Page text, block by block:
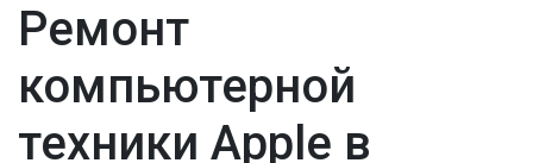
Ремонт
компьютерной
техники Apple в